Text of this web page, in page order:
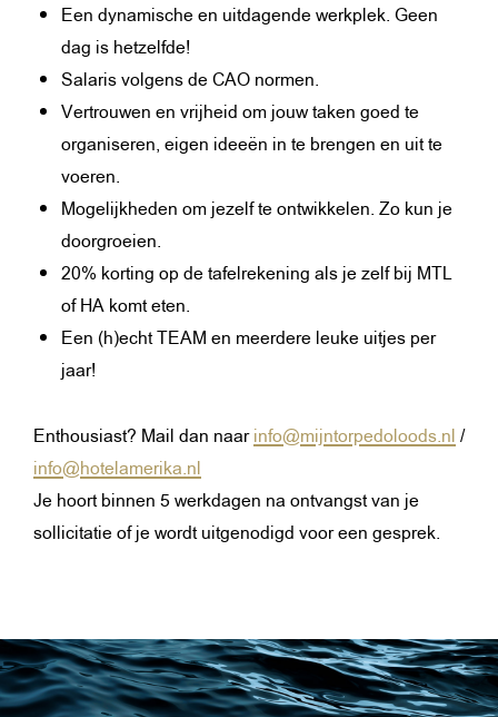
Een dynamische en uitdagende werkplek. Geen
dag is hetzelfde!
Salaris volgens de CAO normen.
Vertrouwen en vrijheid om jouw taken goed te
organiseren, eigen ideeën in te brengen en uit te
voeren.
Mogelijkheden om jezelf te ontwikkelen. Zo kun je
doorgroeien.
20% korting op de tafelrekening als je zelf bij MTL
of HA komt eten.
Een (h)echt TEAM en meerdere leuke uitjes per
jaar!
Enthousiast? Mail dan naarinfo@mijntorpedoloods.nl/
info@hotelamerika.nl
Je hoort binnen 5 werkdagen na ontvangst van je
sollicitatie of je wordt uitgenodigd voor een gesprek.